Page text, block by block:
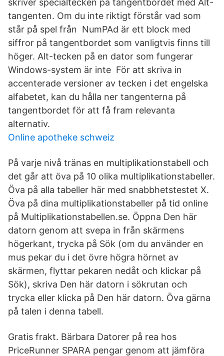
skriver specialtecken på tangentbordet med Alt-
tangenten. Om du inte riktigt förstår vad som
står på spel från NumPAd är ett block med
siffror på tangentbordet som vanligtvis finns till
höger. Alt-tecken på en dator som fungerar
Windows-system är inte För att skriva in
accenterade versioner av tecken i det engelska
alfabetet, kan du hålla ner tangenterna på
tangentbordet för att få fram relevanta
alternativ.
Online apotheke schweiz
På varje nivå tränas en multiplikationstabell och
det går att öva på 10 olika multiplikationstabeller.
Öva på alla tabeller här med snabbhetstestet X.
Öva på dina multiplikationstabeller på tid online
på Multiplikationstabellen.se. Öppna Den här
datorn genom att svepa in från skärmens
högerkant, trycka på Sök (om du använder en
mus pekar du i det övre högra hörnet av
skärmen, flyttar pekaren nedåt och klickar på
Sök), skriva Den här datorn i sökrutan och
trycka eller klicka på Den här datorn. Öva gärna
på talen i denna tabell.
Gratis frakt. Bärbara Datorer på rea hos
PriceRunner SPARA pengar genom att jämföra